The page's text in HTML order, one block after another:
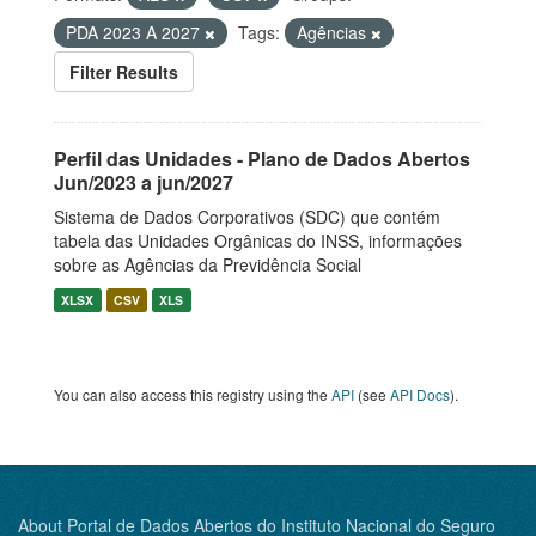
PDA 2023 A 2027
Tags:
Agências
Filter Results
Perfil das Unidades - Plano de Dados Abertos
Jun/2023 a jun/2027
Sistema de Dados Corporativos (SDC) que contém
tabela das Unidades Orgânicas do INSS, informações
sobre as Agências da Previdência Social
XLSX CSV XLS
You can also access this registry using the API (see API Docs).
About Portal de Dados Abertos do Instituto Nacional do Seguro